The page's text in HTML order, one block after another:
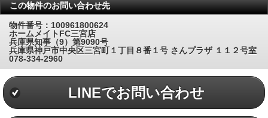
この物件のお問い合わせ先
物件番号：100961800624
ホームメイトFC三宮店
兵庫県知事（9）第9090号
兵庫県神戸市中央区三宮町１丁目８番１号 さんプラザ １１２号室
078-334-2960
LINEでお問い合わせ